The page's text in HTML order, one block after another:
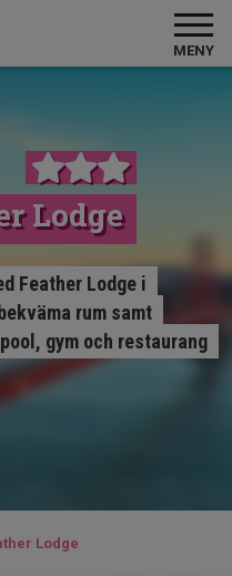
MENY
Lodge
Feather Lodge i
rum samt
gym och restaurang
Lodge